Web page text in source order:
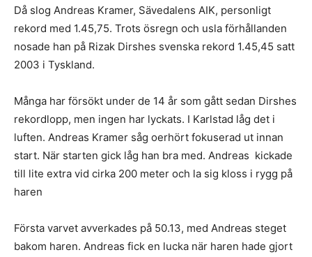
Då slog Andreas Kramer, Sävedalens AIK, personligt
rekord med 1.45,75. Trots ösregn och usla förhållanden
nosade han på Rizak Dirshes svenska rekord 1.45,45 satt
2003 i Tyskland.
Många har försökt under de 14 år som gått sedan Dirshes
rekordlopp, men ingen har lyckats. I Karlstad låg det i
luften. Andreas Kramer såg oerhört fokuserad ut innan
start. När starten gick låg han bra med. Andreas kickade
till lite extra vid cirka 200 meter och la sig kloss i rygg på
haren
Första varvet avverkades på 50.13, med Andreas steget
bakom haren. Andreas fick en lucka när haren hade gjort